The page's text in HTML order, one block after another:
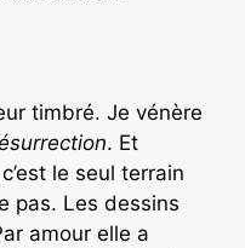
timbré. Je vénère
. Et
le seul terrain
pas. Les dessins
amour elle a